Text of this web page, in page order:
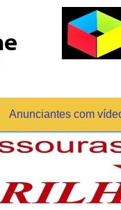
Anunciantes com